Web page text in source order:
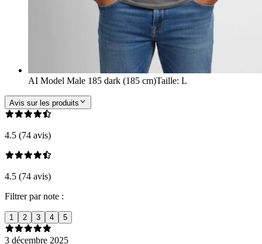
AI Model Male 185 dark (185 cm)Taille: L
Avis sur les produits
4.5 (74 avis)
4.5 (74 avis)
Filtrer par note :
1 2 3 4 5
3 décembre 2025